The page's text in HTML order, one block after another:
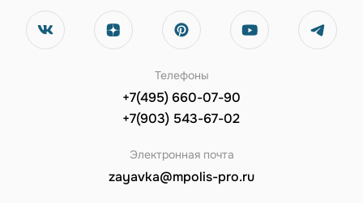
Телефоны
+7(495) 660-07-90
+7(903) 543-67-02
Электронная почта
zayavka@mpolis-pro.ru